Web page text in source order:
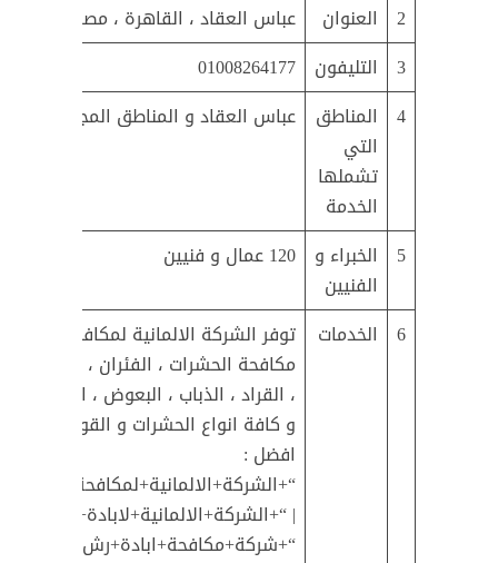
2 العنوان
عباس العقاد ، القاهرة ، مصر
3
التليفون 01008264177
4
المناطق
التي
تشملها
الخدمة
عباس العقاد و المناطق المجاورة لها
5
الخبراء و
الفنيين
120 عمال و فنيين
6 الخدمات
توفر الشركة الالمانية لمكافحة
مكافحة الحشرات ، الفئران ، الصراصير
، القراد ، الذباب ، البعوض ، الناموس
و كافة انواع الحشرات و القوارض و
افضل :
|